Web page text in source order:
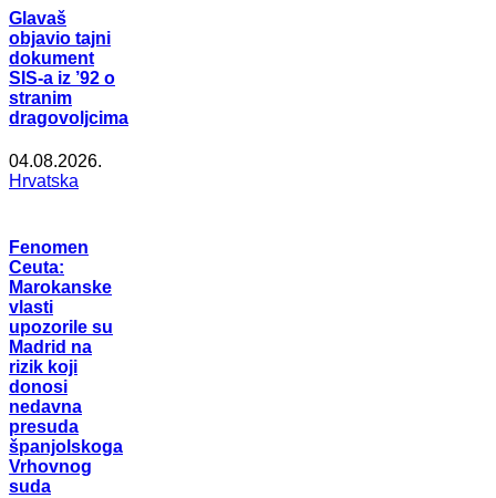
Glavaš
objavio tajni
dokument
SIS-a iz ’92 o
stranim
dragovoljcima
04.08.2026.
Hrvatska
Fenomen
Ceuta:
Marokanske
vlasti
upozorile su
Madrid na
rizik koji
donosi
nedavna
presuda
španjolskoga
Vrhovnog
suda